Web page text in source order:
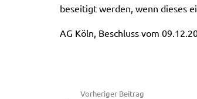
besei­tigt wer­den, wenn die­ses
AG Köln, Beschluss vom
Vorheriger Beitrag